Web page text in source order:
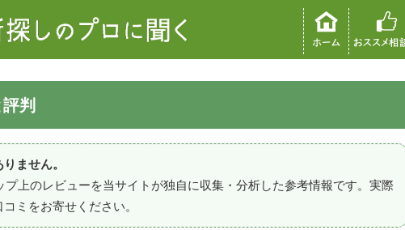
判
ません。
プ上のレビューを当サイトが独自に収集・分析した参考情報です。実際
ミをお寄せください。